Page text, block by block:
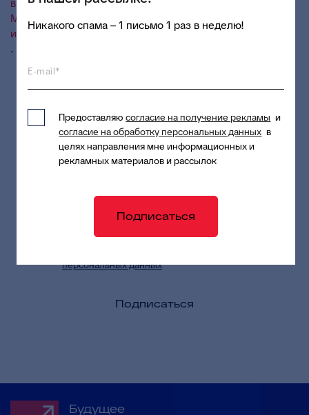
выработаны в ходе совещаний, проводимых
Министерством финансов РФ с органами
исполнительной власти субъектов РФ
.
Подпишитесь
на новостной
дайджест
персональных данных в целях приема и
Подписаться
Будущее
Никакого спама – 1 письмо 1 раз в неделю!
E-mail*
Предоставляюсогласие на получение рекламы и
согласие на обработку персональных данных в
целях направления мне информационных и
рекламных материалов и рассылок
Подписаться